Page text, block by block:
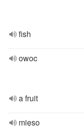
fish
owoc
a fruit
mięso